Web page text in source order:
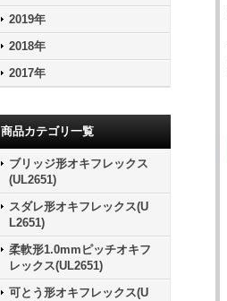
2019年
2018年
2017年
商品カテゴリ一覧
ブリッジ形オキフレックス
(UL2651)
スダレ形オキフレックス(U
L2651)
柔軟形1.0mmピッチオキフ
レックス(UL2651)
可とう形オキフレックス(U